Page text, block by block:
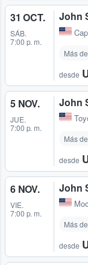
31 OCT.
SÁB.
7:00 p. m.
John
Más
desde
5 NOV.
JUE.
7:00 p. m.
John
Más
desde
6 NOV.
VIE.
7:00 p. m.
John
Más
desde